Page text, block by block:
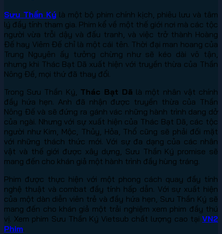
Sưu Thần Ký là một bộ phim chính kịch, phiêu lưu và tâm
lý đầy tính tham gia. Phim kể về một thế giới nơi mà các tộc
người vừa trỗi dậy và đấu tranh, và việc trở thành Hoàng
Đế hay Viêm Đế chỉ là một cái tên. Thời đại man hoang của
Trung Nguyên ấy tưởng chừng như sẽ kéo dài vô tận,
nhưng khi Thác Bạt Dã xuất hiện với truyền thừa của Thần
Nông Đế, mọi thứ đã thay đổi.
Trong Sưu Thần Ký, Thác Bạt Dã là một nhân vật chính
đầy hứa hẹn. Anh đã nhận được truyền thừa của Thần
Nông Đế và sẽ đứng ra gánh vác những hành trình dang dở
của ngài. Nhưng với sự xuất hiện của Thác Bạt Dã, các tộc
người như Kim, Mộc, Thủy, Hỏa, Thổ cũng sẽ phải đối mặt
với những thách thức mới. Với sự đa dạng của các nhân
vật và thế giới được xây dựng, Sưu Thần Ký promise sẽ
mang đến cho khán giả một hành trình đầy hùng tráng.
Phim được thực hiện với một phong cách quay đầy tính
nghệ thuật và combat đầy tính hấp dẫn. Với sự xuất hiện
của một dàn diễn viên trẻ và đầy hứa hẹn, Sưu Thần Ký sẽ
mang đến cho khán giả một trải nghiệm xem phim đầy thú
vị. Xem phim Sưu Thần Ký Vietsub chất lượng cao tại VN2
Phim.